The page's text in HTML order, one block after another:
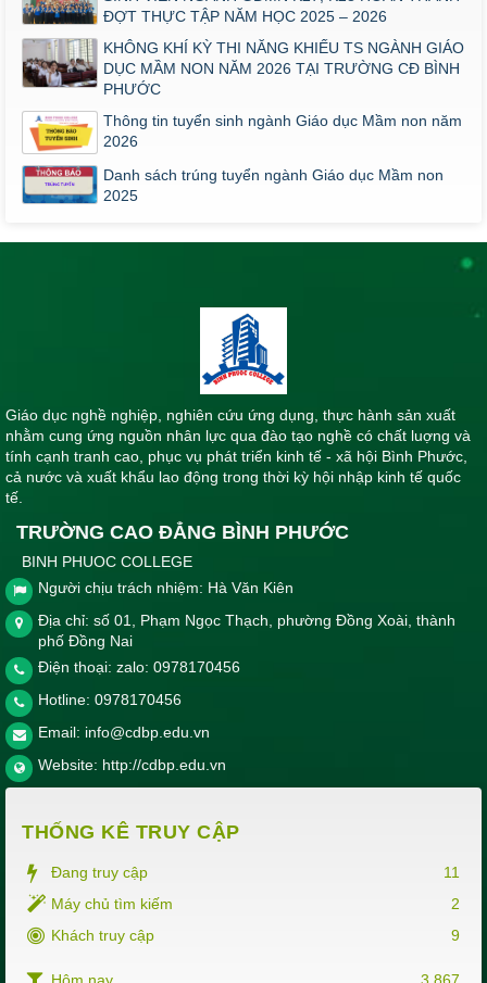
ĐỢT THỰC TẬP NĂM HỌC 2025 – 2026
KHÔNG KHÍ KỲ THI NĂNG KHIẾU TS NGÀNH GIÁO
DỤC MẦM NON NĂM 2026 TẠI TRƯỜNG CĐ BÌNH
PHƯỚC
Thông tin tuyển sinh ngành Giáo dục Mầm non năm
2026
Danh sách trúng tuyển ngành Giáo dục Mầm non
2025
Giáo dục nghề nghiệp, nghiên cứu ứng dụng, thực hành sản xuất
nhằm cung ứng nguồn nhân lực qua đào tạo nghề có chất luợng và
tính cạnh tranh cao, phục vụ phát triển kinh tế - xã hội Bình Phước,
cả nước và xuất khẩu lao động trong thời kỳ hội nhập kinh tế quốc
tế.
TRƯỜNG CAO ĐẲNG BÌNH PHƯỚC
BINH PHUOC COLLEGE
Người chịu trách nhiệm: Hà Văn Kiên
Địa chỉ: số 01, Phạm Ngọc Thạch, phường Đồng Xoài, thành
phố Đồng Nai
Điện thoại: zalo: 0978170456
Hotline: 0978170456
Email: info@cdbp.edu.vn
Website: http://cdbp.edu.vn
THỐNG KÊ TRUY CẬP
Đang truy cập
11
Máy chủ tìm kiếm
2
Khách truy cập
9
Hôm nay 3,867